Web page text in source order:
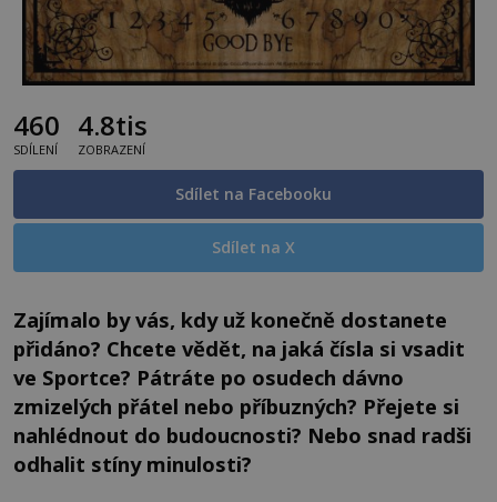
460
SDÍLENÍ
4.8tis
ZOBRAZENÍ
Sdílet na Facebooku
Sdílet na X
Zajímalo by vás, kdy už konečně dostanete
přidáno? Chcete vědět, na jaká čísla si vsadit
ve Sportce? Pátráte po osudech dávno
zmizelých přátel nebo příbuzných? Přejete si
nahlédnout do budoucnosti? Nebo snad radši
odhalit stíny minulosti?